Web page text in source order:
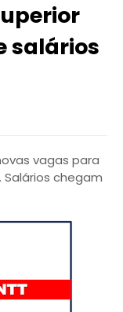
salários
vagas para
chegam